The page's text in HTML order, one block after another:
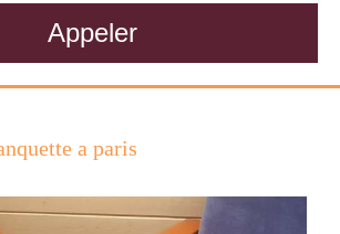
Appeler
a paris